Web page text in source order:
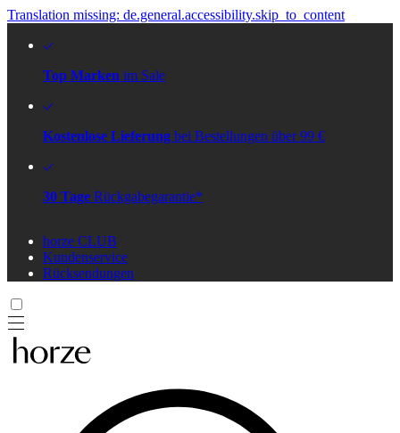
Translation missing: de.general.accessibility.skip_to_content
Top Marken im Sale
Kostenlose Lieferung bei Bestellungen über 99 €
30 Tage Rückgabegarantie*
horze CLUB
Kundenservice
Rücksendungen